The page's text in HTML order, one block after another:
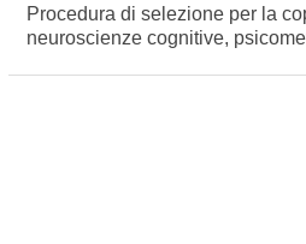
Procedura di selezione per la
neuroscienze cognitive,